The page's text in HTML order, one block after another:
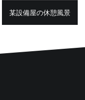
某設備屋の休憩風景